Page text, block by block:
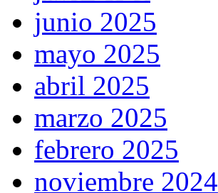
junio 2025
mayo 2025
abril 2025
marzo 2025
febrero 2025
noviembre 2024